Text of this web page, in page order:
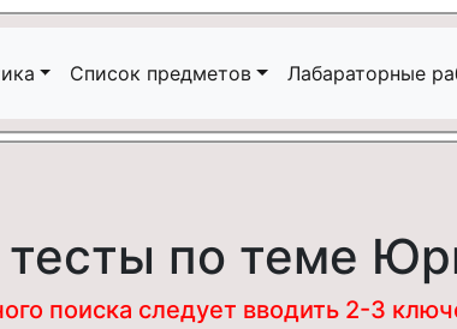
Список предметов Лабараторные
по теме
поиска следует вводить 2-3